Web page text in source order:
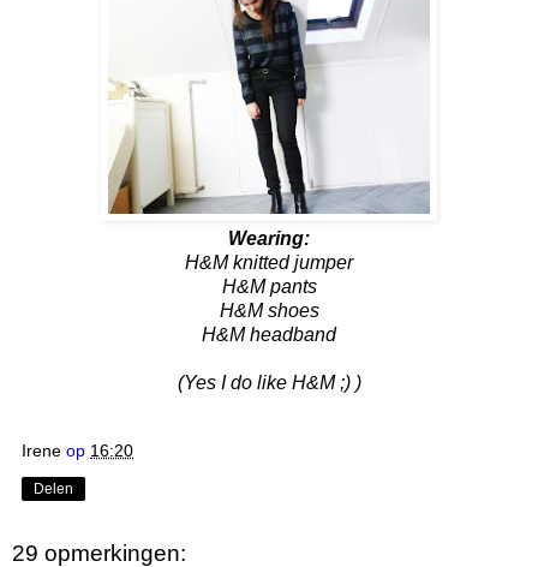
Wearing:
H&M knitted jumper
H&M pants
H&M shoes
H&M headband
(Yes I do like H&M ;) )
Irene op 16:20
Delen
29 opmerkingen: